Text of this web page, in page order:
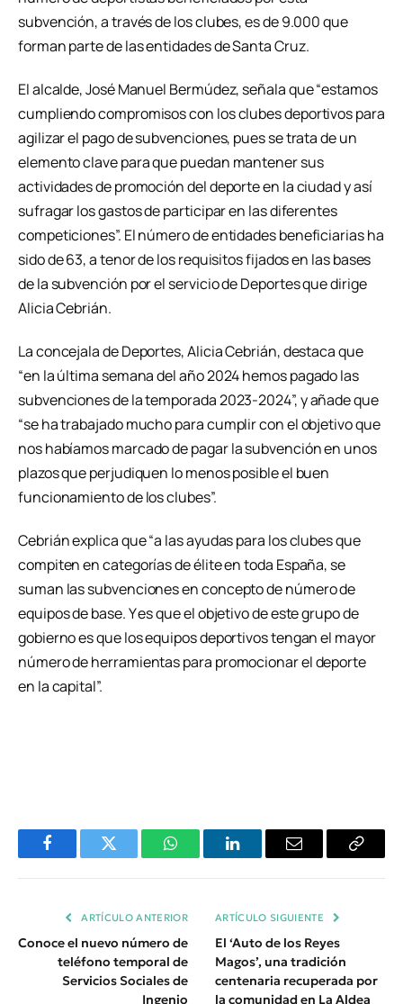
subvención, a través de los clubes, es de 9.000 que
forman parte de las entidades de Santa Cruz.
El alcalde, José Manuel Bermúdez, señala que “estamos
cumpliendo compromisos con los clubes deportivos para
agilizar el pago de subvenciones, pues se trata de un
elemento clave para que puedan mantener sus
actividades de promoción del deporte en la ciudad y así
sufragar los gastos de participar en las diferentes
competiciones”. El número de entidades beneficiarias ha
sido de 63, a tenor de los requisitos fijados en las bases
de la subvención por el servicio de Deportes que dirige
Alicia Cebrián.
La concejala de Deportes, Alicia Cebrián, destaca que
“en la última semana del año 2024 hemos pagado las
subvenciones de la temporada 2023-2024”, y añade que
“se ha trabajado mucho para cumplir con el objetivo que
nos habíamos marcado de pagar la subvención en unos
plazos que perjudiquen lo menos posible el buen
funcionamiento de los clubes”.
Cebrián explica que “a las ayudas para los clubes que
compiten en categorías de élite en toda España, se
suman las subvenciones en concepto de número de
equipos de base. Y es que el objetivo de este grupo de
gobierno es que los equipos deportivos tengan el mayor
número de herramientas para promocionar el deporte
en la capital”.
FacebookTwitter WhatsAppLinkedInEmail
Copiar
ARTÍCULO ANTERIOR
Conoce el nuevo número de
teléfono temporal de
Servicios Sociales de
Ingenio
ARTÍCULO SIGUIENTE
El ‘Auto de los Reyes
Magos’, una tradición
centenaria recuperada por
la comunidad en La Aldea